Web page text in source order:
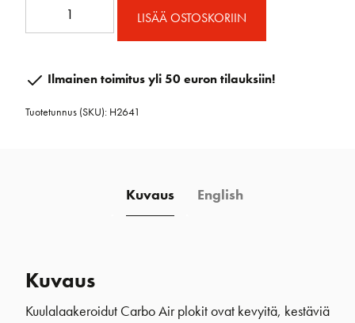
Block
määrä
LISÄÄ OSTOSKORIIN
Ilmainen toimitus yli 50 euron tilauksiin!
Tuotetunnus (SKU): H2641
Kuvaus English
Kuvaus
Kuulalaakeroidut Carbo Air plokit ovat kevyitä, kestäviä